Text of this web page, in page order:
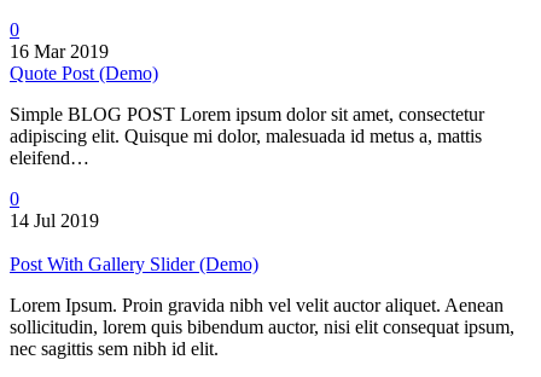
0
16 Mar 2019
Quote Post (Demo)
Simple BLOG POST Lorem ipsum dolor sit amet, consectetur
adipiscing elit. Quisque mi dolor, malesuada id metus a, mattis
eleifend…
0
14 Jul 2019
Post With Gallery Slider (Demo)
Lorem Ipsum. Proin gravida nibh vel velit auctor aliquet. Aenean
sollicitudin, lorem quis bibendum auctor, nisi elit consequat ipsum,
nec sagittis sem nibh id elit.